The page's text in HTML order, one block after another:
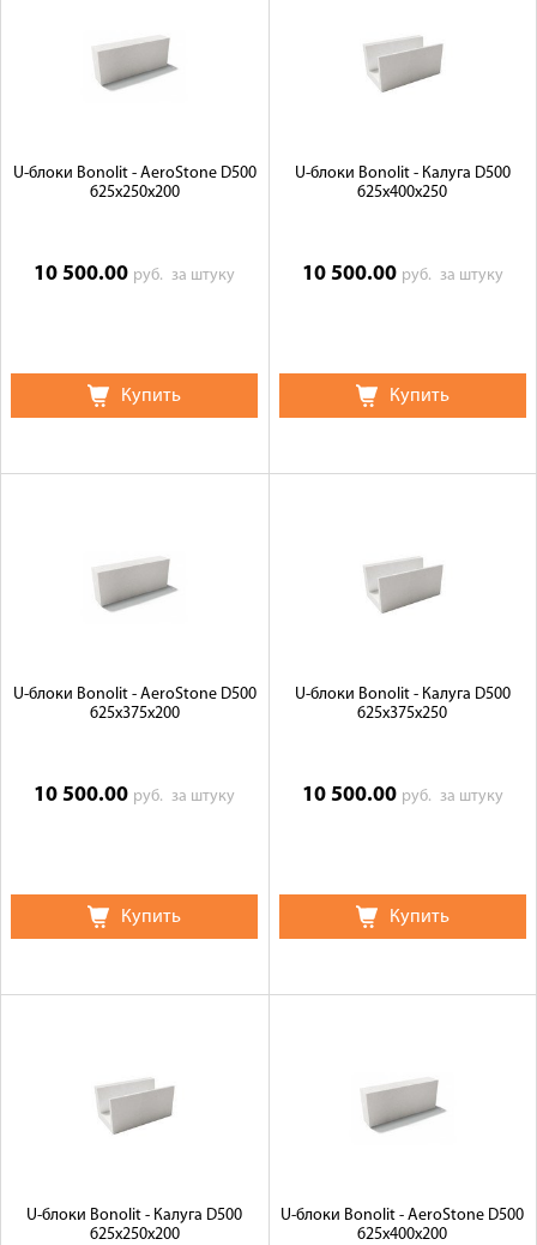
U-блоки Bonolit - AeroStone D500
625х250х200
10 500.00 руб.за штуку
Купить
U-блоки Bonolit - Калуга D500
625х400х250
10 500.00 руб. за штуку
Купить
U-блоки Bonolit - AeroStone D500
625х375х200
10 500.00 руб.за штуку
Купить
U-блоки Bonolit - Калуга D500
625х375х250
10 500.00 руб. за штуку
Купить
U-блоки Bonolit - Калуга D500
625х250х200
U-блоки Bonolit - AeroStone D500
625х400х200